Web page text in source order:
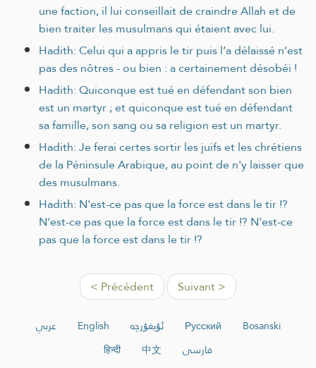
une faction, il lui conseillait de craindre Allah et de
bien traiter les musulmans qui étaient avec lui.
Hadith: Celui qui a appris le tir puis l’a délaissé n’est
pas des nôtres - ou bien : a certainement désobéi !
Hadith: Quiconque est tué en défendant son bien
est un martyr ; et quiconque est tué en défendant
sa famille, son sang ou sa religion est un martyr.
Hadith: Je ferai certes sortir les juifs et les chrétiens
de la Péninsule Arabique, au point de n'y laisser que
des musulmans.
Hadith: N'est-ce pas que la force est dans le tir !?
N'est-ce pas que la force est dans le tir !? N'est-ce
pas que la force est dans le tir !?
< Précédent Suivant >
عربي English ئۇيغۇرچە Русский
Bosanski
हिन्दी
中文 فارسی